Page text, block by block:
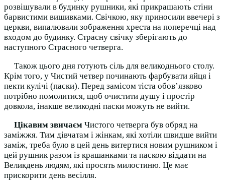
розвішували в будинку рушники, які прикрашають стіни
барвистими вишивками. Свічкою, яку приносили ввечері з
церкви, випалювали зображення хреста на поперечці над
входом до будинку. Страсну свічку зберігають до
наступного Страсного четверга.
Також цього дня готують сіль для великоднього столу.
Крім того, у Чистий четвер починають фарбувати яйця і
пекти кулічі (паски). Перед замісом тіста обов’язково
потрібно помолитися, щоб очистити душу і простір
довкола, інакше великодні паски можуть не вийти.
Цікавим звичаєм Чистого четверга був обряд на
заміжжя. Тим дівчатам і жінкам, які хотіли швидше вийти
заміж, треба було в цей день витертися новим рушником і
цей рушник разом із крашанками та паскою віддати на
Великдень людям, які просять милостиню. Це має
прискорити день весілля.